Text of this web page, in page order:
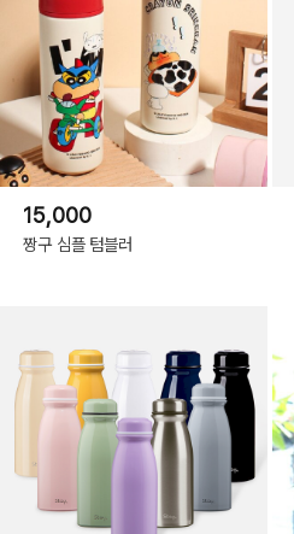
15,000
짱구 심플 텀블러